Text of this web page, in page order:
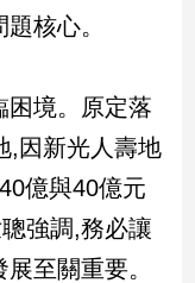
核心。
困境。原定落
,因新光人壽地
億與40億元
強調,務必讓
至關重要。